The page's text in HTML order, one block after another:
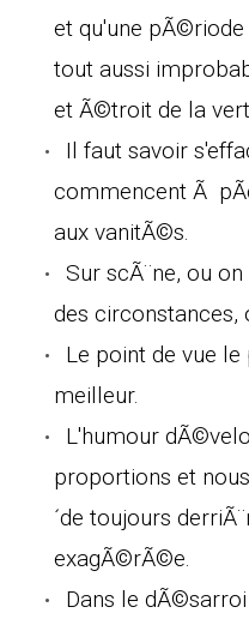
et qu'une
tout aussi
et Ã©troit de la
Il faut savoir
commencent Ã
aux vanitÃ©s.
Sur scÃ¨ne, ou
des circonstances,
Le point de vue
meilleur.
L'humour
proportions et
´de toujours
exagÃ©rÃ©e.
Dans le